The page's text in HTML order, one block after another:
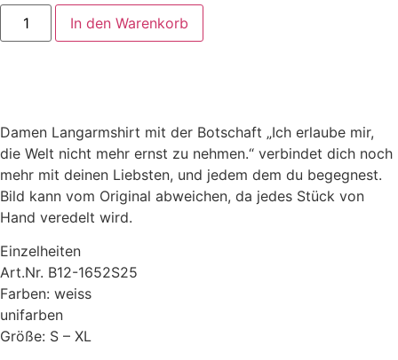
Damen
Langarmshirt
enger
die
Welt
nicht
mehr
ernst
zu
nehmen.
Menge
In den Warenkorb
Damen Langarmshirt mit der Botschaft „Ich erlaube mir,
die Welt nicht mehr ernst zu nehmen.“ verbindet dich noch
mehr mit deinen Liebsten, und jedem dem du begegnest.
Bild kann vom Original abweichen, da jedes Stück von
Hand veredelt wird.
Einzelheiten
Art.Nr. B12-1652S25
Farben: weiss
unifarben
Größe: S – XL